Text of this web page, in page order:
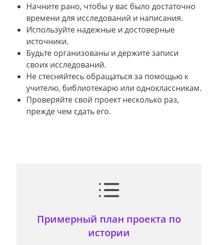
Начните рано, чтобы у вас было достаточно
времени для исследований и написания.
Используйте надежные и достоверные
источники.
Будьте организованы и держите записи
своих исследований.
Не стесняйтесь обращаться за помощью к
учителю, библиотекарю или одноклассникам.
Проверяйте свой проект несколько раз,
прежде чем сдать его.
Примерный план проекта по
истории